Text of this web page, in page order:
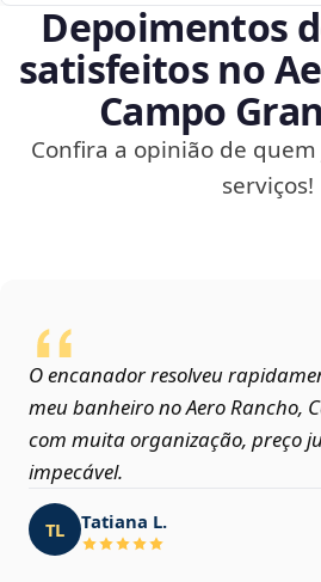
Depoimentos
satisfeitos no
Campo
Confira a opinião de
serviços!
O encanador resolveu
meu banheiro no Aero Rancho,
com muita organização, preço
impecável.
TL Tatiana L.